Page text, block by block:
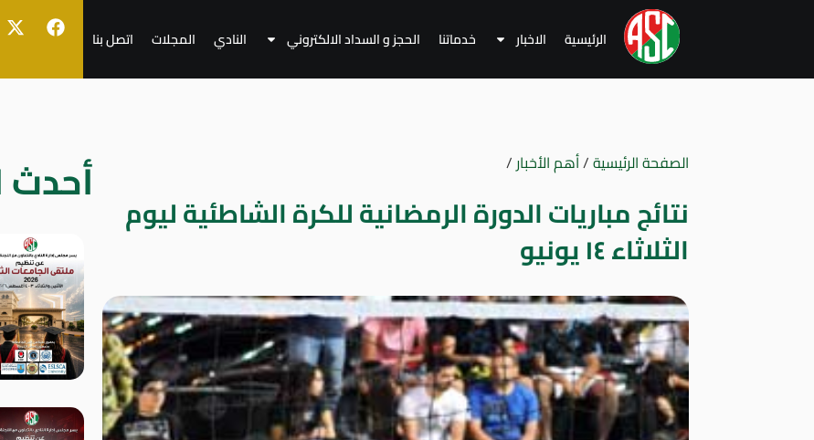
الرئيسية الاخبار خدماتنا الحجز و السداد الالكتروني النادي المجلات اتصل بنا
الصفحة الرئيسية/أهم الأخبار/
نتائج مباريات الدورة الرمضانية للكرة الشاطئية ليوم
الثلاثاء ١٤ يونيو
أحدث